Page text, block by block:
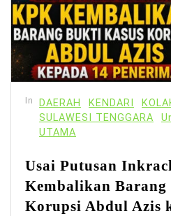
In DAERAH KENDARI
SULAWESI TENGGARA
UTAMA
Usai Putusan
Kembalikan Barang
Korupsi Abdul Azis